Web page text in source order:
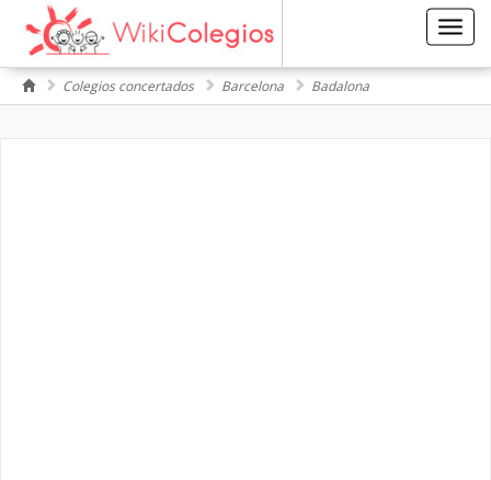
Colegios concertados Barcelona Badalona